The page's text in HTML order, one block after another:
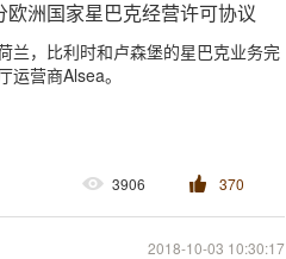
欧洲国家星巴克经营许可协议
兰，比利时和卢森堡的星巴克业务完
营商Alsea。
3906 370
2018-10-03 10:30:17